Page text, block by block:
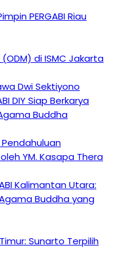
PERGABI Riau
di ISMC Jakarta
Dwi Sektiyono
DIY Siap Berkarya
Buddha
YM. Kasapa Thera
Kalimantan Utara:
Buddha yang
Sunarto Terpilih